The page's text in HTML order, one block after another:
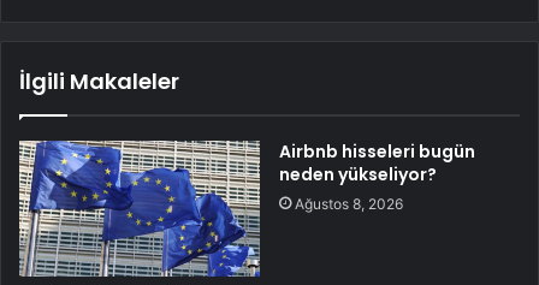
İlgili Makaleler
Airbnb hisseleri bugün
neden yükseliyor?
Ağustos 8, 2026